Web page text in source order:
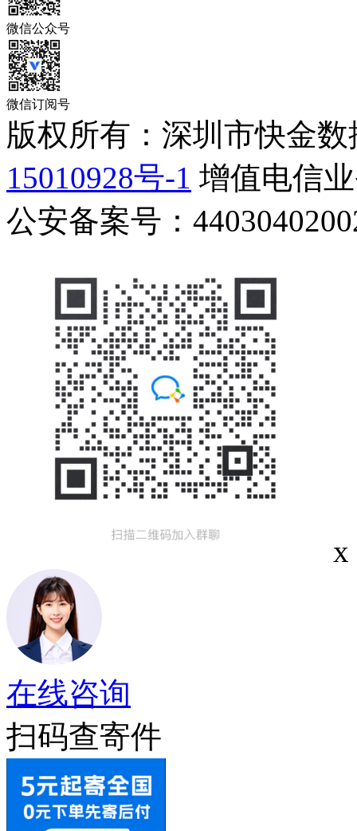
微信公众号
微信订阅号
版权所有：深圳市快金
15010928号-1 增值电信
公安备案号：
x
在线咨询
扫码查寄件